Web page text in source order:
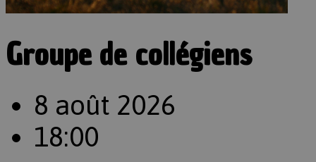
Groupe de collégiens
8 août 2026
18:00